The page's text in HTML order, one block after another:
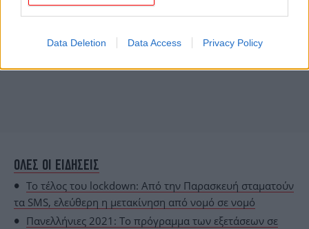
Data Deletion Data Access Privacy Policy
ΟΛΕΣ ΟΙ ΕΙΔΗΣΕΙΣ
Το τέλος του lockdown: Από την Παρασκευή σταματούν
τα SMS, ελεύθερη η μετακίνηση από νομό σε νομό
Πανελλήνιες 2021: Το πρόγραμμα των εξετάσεων σε